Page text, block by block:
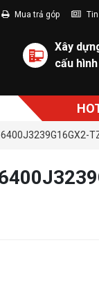
Mua trả góp
Xây
cấu hình
6400J3239G16GX2-